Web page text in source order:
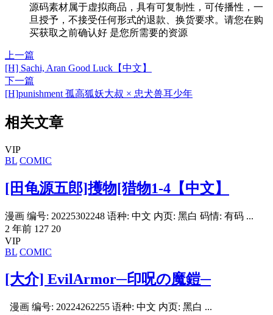
源码素材属于虚拟商品，具有可复制性，可传播性，一
旦授予，不接受任何形式的退款、换货要求。请您在购
买获取之前确认好 是您所需要的资源
上一篇
[H] Sachi, Aran Good Luck【中文】
下一篇
[H]punishment 孤高狐妖大叔 × 忠犬兽耳少年
相关文章
VIP
BL COMIC
[田龟源五郎]擭物[猎物1-4【中文】
漫画 编号: 20225302248 语种: 中文 内页: 黑白 码情: 有码 ...
2 年前 127 20
VIP
BL COMIC
[大介] EvilArmor─印呪の魔鎧─
漫画 编号: 20224262255 语种: 中文 内页: 黑白 ...